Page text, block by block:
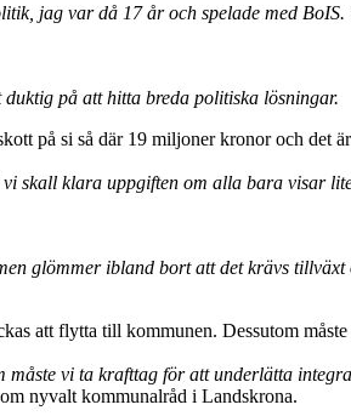
jag var då 17 år och spelade med
på att hitta breda politiska lösningar.
på si så där 19 miljoner kronor och det
skall klara uppgiften om alla bara visar
glömmer ibland bort att det krävs
att flytta till kommunen. Dessutom
måste vi ta krafttag för att underlätta
nyvalt kommunalråd i Landskrona.